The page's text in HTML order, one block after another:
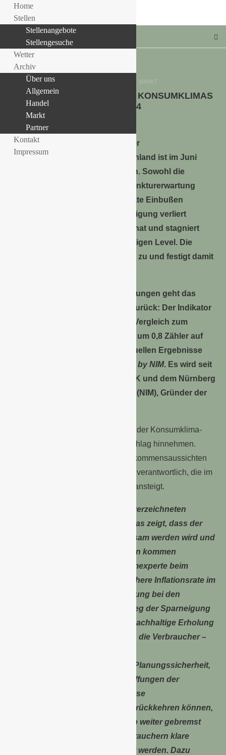
KAUM VERÄNDERUNG DES KONSUMKLIMAS
IM JUNI 2024
Die Erholung der
Verbraucherstimmung in Deutschland ist im Juni
vorerst zum Stillstand gekommen. Sowohl die
Einkommens- als auch die Konjunkturerwartung
müssen in diesem Monat moderate Einbußen
hinnehmen. Die Anschaffungsneigung verliert
minimal im Vergleich zum Vormonat und stagniert
damit weiter auf einem sehr niedrigen Level. Die
Sparneigung legt dagegen etwas zu und festigt damit
Unter Beachtung dieser Entwicklungen geht das
Konsumklima insgesamt etwas zurück: Der Indikator
sinkt in der Prognose für Juli im Vergleich zum
Vormonat (revidiert -21,0 Punkte) um 0,8 Zähler auf
-21,8 Punkte. Dies zeigen die aktuellen Ergebnisse
powered by NIM. Es wird seit
Oktober 2023 gemeinsam von GfK und dem Nürnberg
Institut für Marktentscheidungen (NIM), Gründer der
Nach vier Anstiegen in Folge muss der Konsumklima-
Indikator nun einen kleinen Rückschlag hinnehmen.
Neben den etwas rückläufigen Einkommensaussichten
ist dafür vor allem die Sparneigung verantwortlich, die im
Juni um 3,2 Punkte auf 8,2 Punkte ansteigt.
„Die Unterbrechung des zuletzt verzeichneten
Aufwärtstrends des Konsumklimas zeigt, dass der
Weg aus der Konsumflaute mühsam werden wird und
es immer wieder zu Rückschlägen kommen
kann“, erklärt Rolf Bürkl, Konsumexperte beim
NIM. „Die im Mai wieder etwas höhere Inflationsrate im
Land sorgt für mehr Verunsicherung bei den
Konsumenten, die auch im Anstieg der Sparneigung
zum Ausdruck kommt. Für eine nachhaltige Erholung
der Konsumstimmung benötigen die Verbraucher –
Einkommenszuwächsen – auch Planungssicherheit,
die vor allem für größere Anschaffungen der
Haushalte notwendig ist. Und diese
Planungssicherheit wird dann zurückkehren können,
wenn zum einen der Preisauftrieb weiter gebremst
wird, und zum anderen den Verbrauchern klare
Zukunftsperspektiven aufgezeigt werden. Dazu
Home
Stellen
Stellenangebote
Stellengesuche
Wetter
Archiv
Über uns
Allgemein
Handel
Markt
Partner
Kontakt
Impressum